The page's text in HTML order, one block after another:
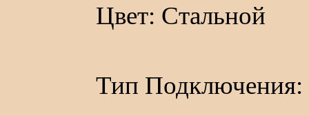
Цвет: Стальной
Тип Подключения: